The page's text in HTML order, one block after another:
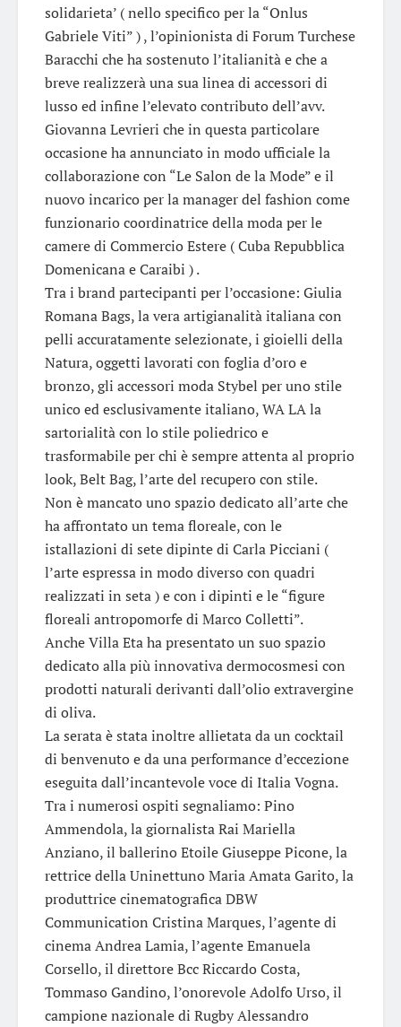
solidarieta’ ( nello specifico per la “Onlus
Gabriele Viti” ) , l’opinionista di Forum Turchese
Baracchi che ha sostenuto l’italianità e che a
breve realizzerà una sua linea di accessori di
lusso ed infine l’elevato contributo dell’avv.
Giovanna Levrieri che in questa particolare
occasione ha annunciato in modo ufficiale la
collaborazione con “Le Salon de la Mode” e il
nuovo incarico per la manager del fashion come
funzionario coordinatrice della moda per le
camere di Commercio Estere ( Cuba Repubblica
Domenicana e Caraibi ) .
Tra i brand partecipanti per l’occasione: Giulia
Romana Bags, la vera artigianalità italiana con
pelli accuratamente selezionate, i gioielli della
Natura, oggetti lavorati con foglia d’oro e
bronzo, gli accessori moda Stybel per uno stile
unico ed esclusivamente italiano, WA LA la
sartorialità con lo stile poliedrico e
trasformabile per chi è sempre attenta al proprio
look, Belt Bag, l’arte del recupero con stile.
Non è mancato uno spazio dedicato all’arte che
ha affrontato un tema floreale, con le
istallazioni di sete dipinte di Carla Picciani (
l’arte espressa in modo diverso con quadri
realizzati in seta ) e con i dipinti e le “figure
floreali antropomorfe di Marco Colletti”.
Anche Villa Eta ha presentato un suo spazio
dedicato alla più innovativa dermocosmesi con
prodotti naturali derivanti dall’olio extravergine
di oliva.
La serata è stata inoltre allietata da un cocktail
di benvenuto e da una performance d’eccezione
eseguita dall’incantevole voce di Italia Vogna.
Tra i numerosi ospiti segnaliamo: Pino
Ammendola, la giornalista Rai Mariella
Anziano, il ballerino Etoile Giuseppe Picone, la
rettrice della Uninettuno Maria Amata Garito, la
produttrice cinematografica DBW
Communication Cristina Marques, l’agente di
cinema Andrea Lamia, l’agente Emanuela
Corsello, il direttore Bcc Riccardo Costa,
Tommaso Gandino, l’onorevole Adolfo Urso, il
campione nazionale di Rugby Alessandro